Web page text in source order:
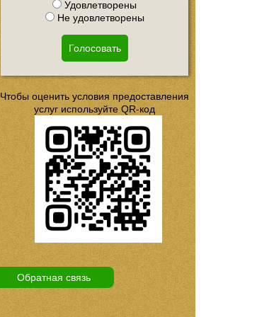
Удовлетворены
Не удовлетворены
Голосовать
Чтобы оценить условия предоставления
услуг используйте QR-код
Обратная связь